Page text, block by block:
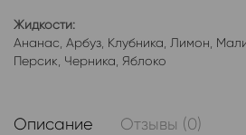
Жидкости:
Ананас Арбуз Клубника Лимон
Персик Черника Яблоко
Описание Отзывы (0)